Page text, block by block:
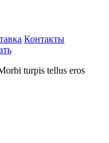
Контакты
turpis tellus eros